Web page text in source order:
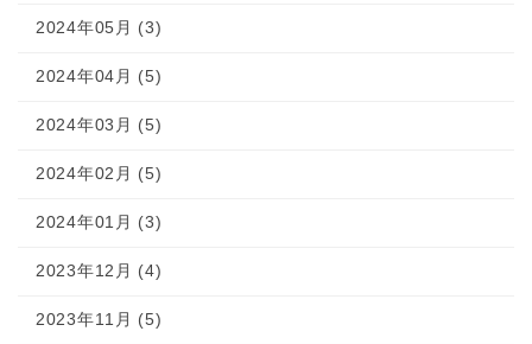
2024年05月 (3)
2024年04月 (5)
2024年03月 (5)
2024年02月 (5)
2024年01月 (3)
2023年12月 (4)
2023年11月 (5)